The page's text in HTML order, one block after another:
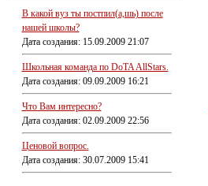
В какой вуз ты постпил(а,шь) после
нашей школы?
Дата создания: 15.09.2009 21:07
Школьная команда по DoTA AllStars.
Дата создания: 09.09.2009 16:21
Что Вам интересно?
Дата создания: 02.09.2009 22:56
Ценовой вопрос.
Дата создания: 30.07.2009 15:41